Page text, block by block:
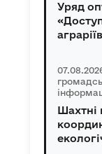
Уряд
аграріїв
Шахтні